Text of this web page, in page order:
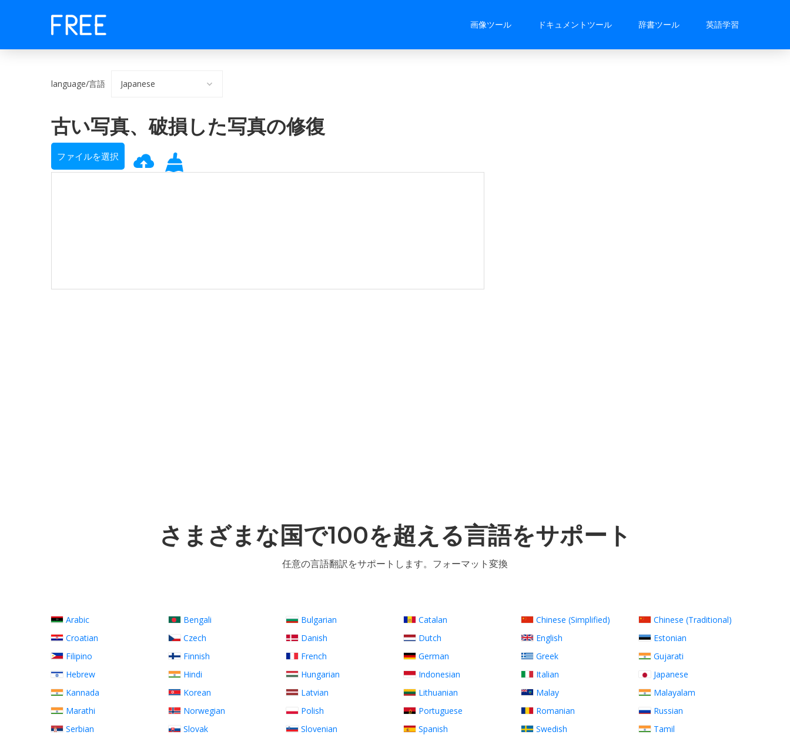
画像ツール ドキュメントツール 辞書ツール 英語学習
language/言語
古い写真、破損した写真の修復
ファイルを選択
さまざまな国で100を超える言語をサポート
任意の言語翻訳をサポートします。フォーマット変換
Arabic Bengali Bulgarian Catalan Chinese (Simplified)
Chinese (Traditional)
Croatian
Czech Danish Dutch English
Estonian
Filipino
Finnish French German Greek
Gujarati
Hebrew
Hindi Hungarian Indonesian Italian
Japanese
Kannada
Korean Latvian Lithuanian Malay
Malayalam
Marathi
Norwegian Polish Portuguese Romanian
Russian
Serbian
Slovak Slovenian Spanish Swedish
Tamil